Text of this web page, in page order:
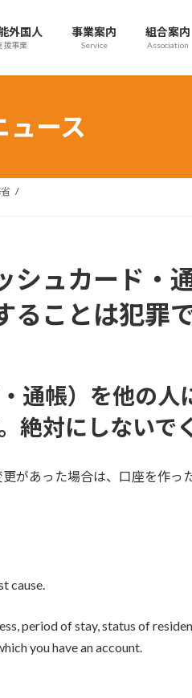
外国人
援事業
事業案内
Service
組合案内
Association
ース
シュカード・
ることは犯罪
通帳）を他の人
絶対にしないで
があった場合は、口座を作っ
cause.
period of stay, status of
you have an account.